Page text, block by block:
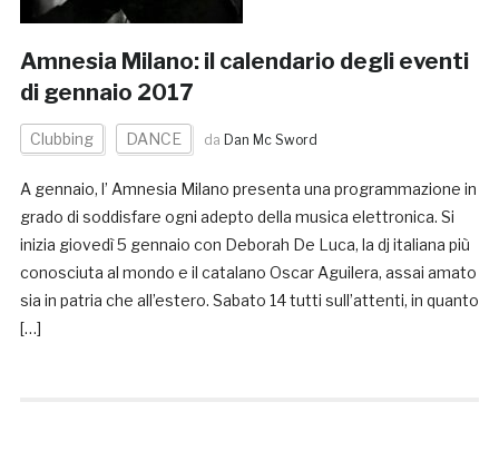
Amnesia Milano: il calendario degli eventi
di gennaio 2017
Clubbing DANCE da Dan Mc Sword
A gennaio, l’ Amnesia Milano presenta una programmazione in
grado di soddisfare ogni adepto della musica elettronica. Si
inizia giovedì 5 gennaio con Deborah De Luca, la dj italiana più
conosciuta al mondo e il catalano Oscar Aguilera, assai amato
sia in patria che all’estero. Sabato 14 tutti sull’attenti, in quanto
[…]